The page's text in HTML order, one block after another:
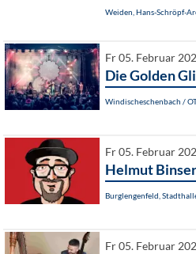
Weiden, Hans-Schröpf-
Fr 05. Februar
Die Golden
Windischeschenbach /
Fr 05. Februar
Helmut
Burglengenfeld,
Fr 05. Februar